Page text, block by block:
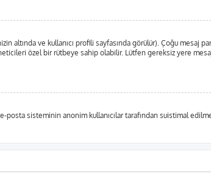
altında ve kullanıcı profili sayfasında görülür). Çoğu mesaj
özel bir rütbeye sahip olabilir. Lütfen gereksiz yere
sisteminin anonim kullanıcılar tarafından suistimal